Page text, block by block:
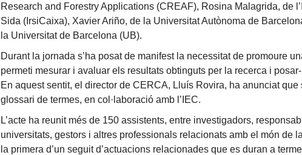
Research and Forestry Applications (CREAF), Rosina Malagrida, de
Sida (IrsiCaixa), Xavier Ariño, de la Universitat Autònoma de
la Universitat de Barcelona (UB).
Durant la jornada s’ha posat de manifest la necessitat de promoure
permeti mesurar i avaluar els resultats obtinguts per la recerca i
En aquest sentit, el director de CERCA, Lluís Rovira, ha anunciat que
glossari de termes, en col·laboració amb l’IEC.
L’acte ha reunit més de 150 assistents, entre investigadors,
universitats, gestors i altres professionals relacionats amb el món de
la primera d’un seguit d’actuacions relacionades que es duran a